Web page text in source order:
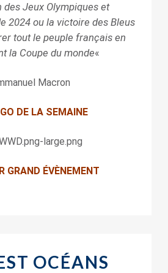
des Jeux Olympiques et
2024 ou la victoire des Bleus
tout le peuple français en
la Coupe du monde«
Macron
DE LA SEMAINE
GRAND ÉVÈNEMENT
OCÉANS